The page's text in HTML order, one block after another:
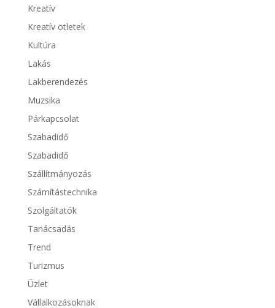
Kreatív
Kreatív ötletek
Kultúra
Lakás
Lakberendezés
Muzsika
Párkapcsolat
Szabadidő
Szabadidő
Szállítmányozás
Számítástechnika
Szolgáltatók
Tanácsadás
Trend
Turizmus
Üzlet
Vállalkozásoknak